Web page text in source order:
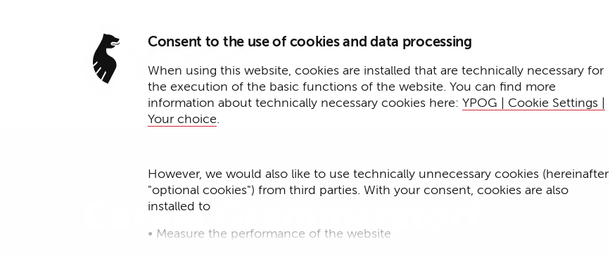
Consent to the use of cookies and data processing
When using this website, cookies are installed that are technically necessary for
the execution of the basic functions of the website. You can find more
information about technically necessary cookies here: YPOG | Cookie Settings |
Your choice.
However, we would also like to use technically unnecessary cookies (hereinafter
"optional cookies") from third parties. With your consent, cookies are also
installed to
• Measure the performance of the website
Home
Expertise Presse
Events
Workplace Assistant
Carina Grammerstorf